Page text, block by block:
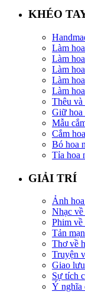
KHÉO
Làm
Làm
Làm
Làm
Làm
Thêu và
Giữ hoa
Mẫu
Cắm
Bó hoa
Tỉa hoa
GIẢI TRÍ
Ảnh
Nhạc về
Phim về
Tản
Thơ về
Truyện
Giao
Sự tích
Ý nghĩa